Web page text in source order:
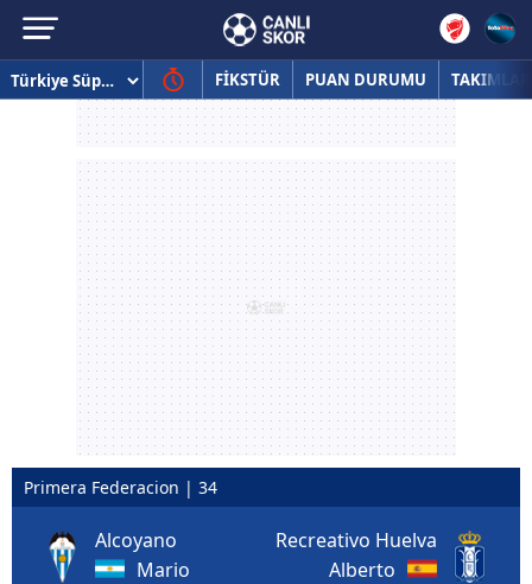
FİKSTÜR PUAN DURUMU TAKIMLAR
Primera Federacion | 34
Alcoyano
Mario
Recreativo Huelva
Alberto